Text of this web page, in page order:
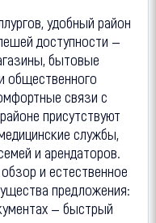
удобный район
доступности —
бытовые
общественного
связи с
присутствуют
службы,
и арендаторов.
и естественное
предложения:
— быстрый